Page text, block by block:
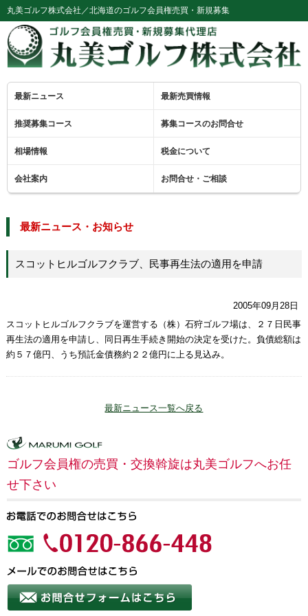
丸美ゴルフ株式会社／北海道のゴルフ会員権売買・新規募集
最新ニュース 最新売買情報
推奨募集コース 募集コースのお問合せ
相場情報 税金について
会社案内 お問合せ・ご相談
最新ニュース・お知らせ
スコットヒルゴルフクラブ、民事再生法の適用を申請
2005年09月28日
スコットヒルゴルフクラブを運営する（株）石狩ゴルフ場は、２７日民事
再生法の適用を申請し、同日再生手続き開始の決定を受けた。負債総額は
約５７億円、うち預託金債務約２２億円に上る見込み。
最新ニュース一覧へ戻る
ゴルフ会員権の売買・交換斡旋は丸美ゴルフへお任
せ下さい